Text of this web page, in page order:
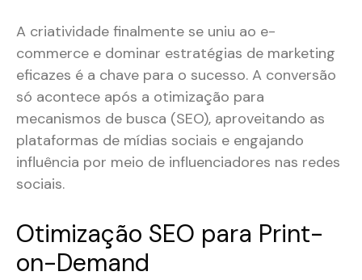
A criatividade finalmente se uniu ao e-
commerce e dominar estratégias de marketing
eficazes é a chave para o sucesso. A conversão
só acontece após a otimização para
mecanismos de busca (SEO), aproveitando as
plataformas de mídias sociais e engajando
influência por meio de influenciadores nas redes
sociais.
Otimização SEO para Print-
on-Demand